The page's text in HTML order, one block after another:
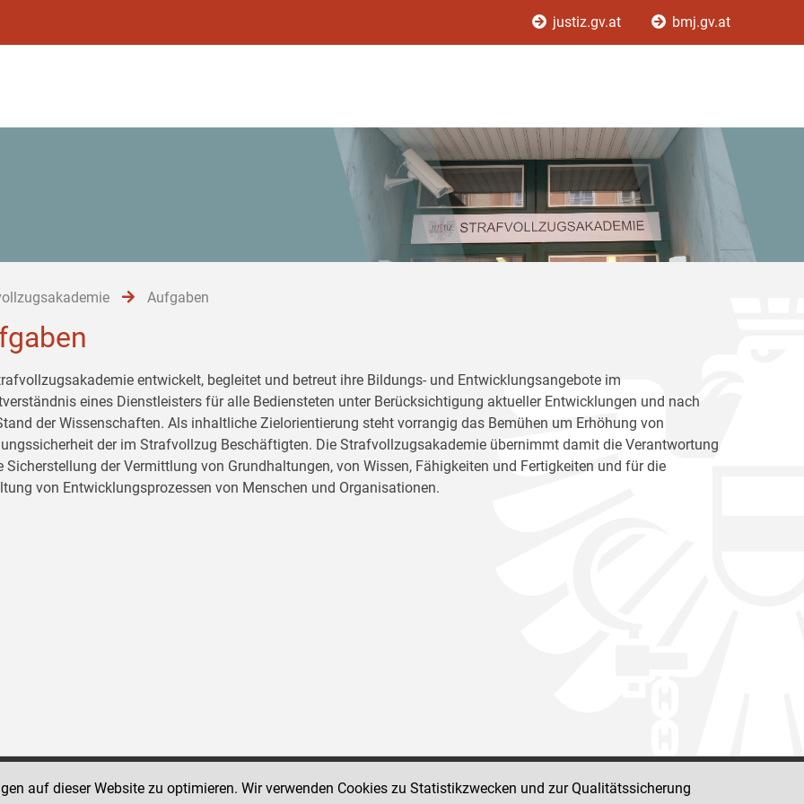
justiz.gv.at bmj.gv.at
Aufgaben
entwickelt, begleitet und betreut ihre Bildungs- und Entwicklungsangebote im
eines Dienstleisters für alle Bediensteten unter Berücksichtigung aktueller Entwicklungen und nach
der Wissenschaften. Als inhaltliche Zielorientierung steht vorrangig das Bemühen um Erhöhung von
der im Strafvollzug Beschäftigten. Die Strafvollzugsakademie übernimmt damit die Verantwortung
Sicherstellung der Vermittlung von Grundhaltungen, von Wissen, Fähigkeiten und Fertigkeiten und für die
von Entwicklungsprozessen von Menschen und Organisationen.
Social Media Kanäle
auf dieser Website zu optimieren. Wir verwenden Cookies zu Statistikzwecken und zur Qualitätssicherung